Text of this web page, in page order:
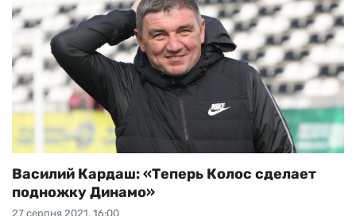
27 серпня 2021, 16:00
Василий Кардаш: «Теперь Колос сделает
подножку Динамо»